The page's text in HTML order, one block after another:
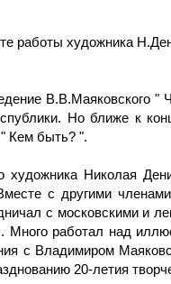
работы художника
В.В.Маяковского "
Но ближе к
Кем быть? ".
художника Николая
с другими
с московскими и
работал над
с Владимиром
20-летия